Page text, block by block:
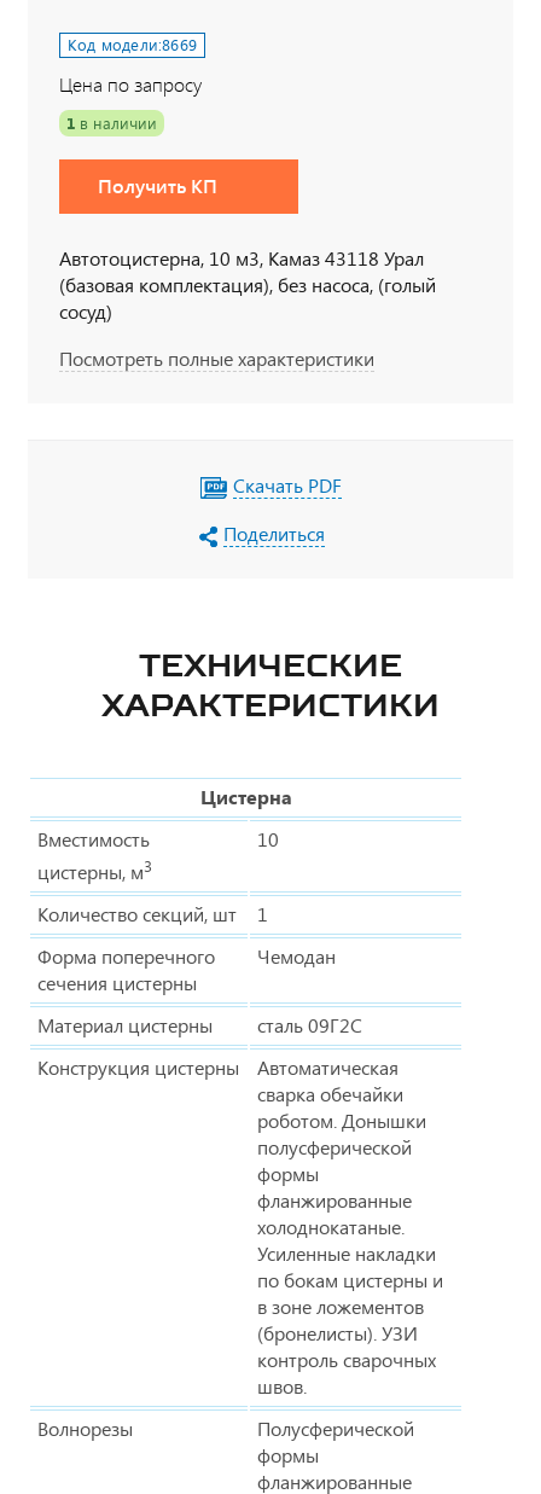
Код модели:8669
Цена по запросу
1 в наличии
Получить КП
Автотоцистерна, 10 м3, Камаз 43118 Урал
(базовая комплектация), без насоса, (голый
сосуд)
Посмотреть полные характеристики
Скачать PDF
Поделиться
ТЕХНИЧЕСКИЕ
ХАРАКТЕРИСТИКИ
Цистерна
Вместимость
цистерны, м3
10
Количество секций, шт
1
Форма поперечного
сечения цистерны
Чемодан
Материал цистерны
сталь 09Г2С
Конструкция цистерны
Автоматическая
сварка обечайки
роботом. Донышки
полусферической
формы
фланжированные
холоднокатаные.
Усиленные накладки
по бокам цистерны и
в зоне ложементов
(бронелисты). УЗИ
контроль сварочных
швов.
Волнорезы
Полусферической
формы
фланжированные